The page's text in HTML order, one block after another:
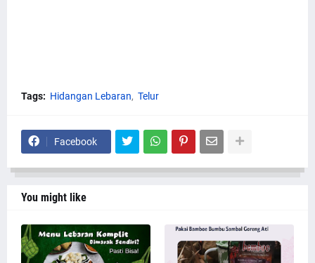
Tags: Hidangan Lebaran Telur
Facebook
You might like